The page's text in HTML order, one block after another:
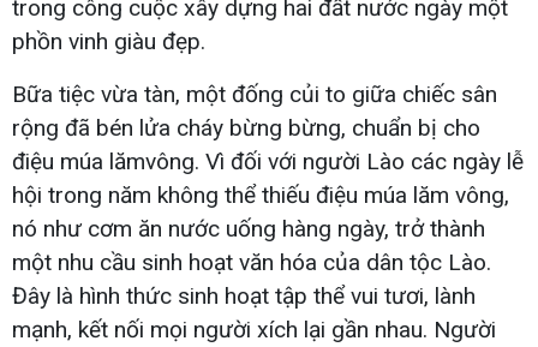
trong công cuộc xây dựng hai đất nước ngày một
phồn vinh giàu đẹp.
Bữa tiệc vừa tàn, một đống củi to giữa chiếc sân
rộng đã bén lửa cháy bừng bừng, chuẩn bị cho
điệu múa lămvông. Vì đối với người Lào các ngày lễ
hội trong năm không thể thiếu điệu múa lăm vông,
nó như cơm ăn nước uống hàng ngày, trở thành
một nhu cầu sinh hoạt văn hóa của dân tộc Lào.
Đây là hình thức sinh hoạt tập thể vui tươi, lành
mạnh, kết nối mọi người xích lại gần nhau. Người